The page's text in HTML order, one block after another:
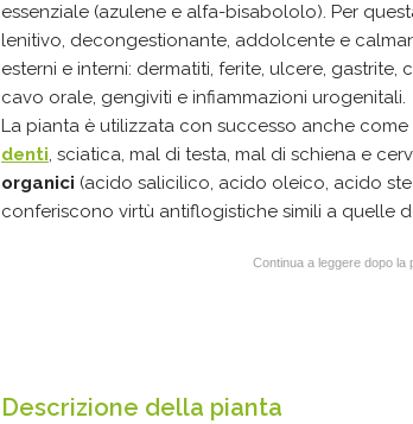
essenziale (azulene e alfa-bisabololo). Per
lenitivo, decongestionante, addolcente e
esterni e interni: dermatiti, ferite, ulcere, gastrite,
cavo orale, gengiviti e infiammazioni urogenitali.
La pianta è utilizzata con successo anche come
denti, sciatica, mal di testa, mal di schiena e
organici (acido salicilico, acido oleico, acido
conferiscono virtù antiflogistiche simili a quelle
Continua a leggere dopo la
Descrizione della pianta